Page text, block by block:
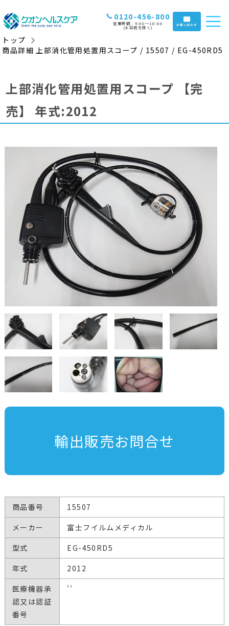
0120-456-800
営業時間：9:00〜18:00
(土日祝を除く) お問い合わせ
トップ
商品詳細 上部消化管用処置用スコープ / 15507 / EG-450RD5
上部消化管用処置用スコープ
【完
売】
年式:2012
輸出販売お問合せ
商品番号
15507
メーカー
富士フイルムメディカル
型式
EG-450RD5
年式
2012
医療機器承
認又は認証
番号
''